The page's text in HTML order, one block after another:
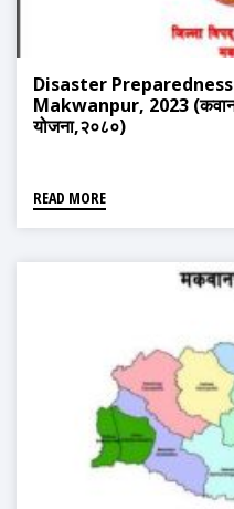
Disaster
Makwanpur, 2023
योजना,२०८०)
READ MORE